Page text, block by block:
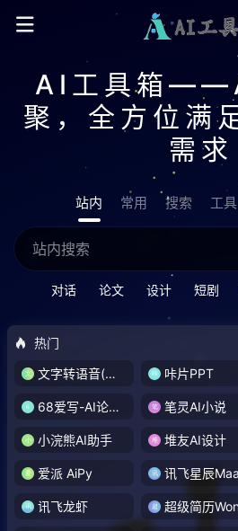
AI工具箱
聚，全方位满
需求
站内 常用 搜索 工具
对话 论文 设计 短剧
热门
文字转语音(琅琅配音)
咔片PPT
68爱写-AI论文写作 笔灵AI小说
小浣熊AI助手 堆友AI设计
爱派 AiPy 讯飞星辰
讯飞龙虾